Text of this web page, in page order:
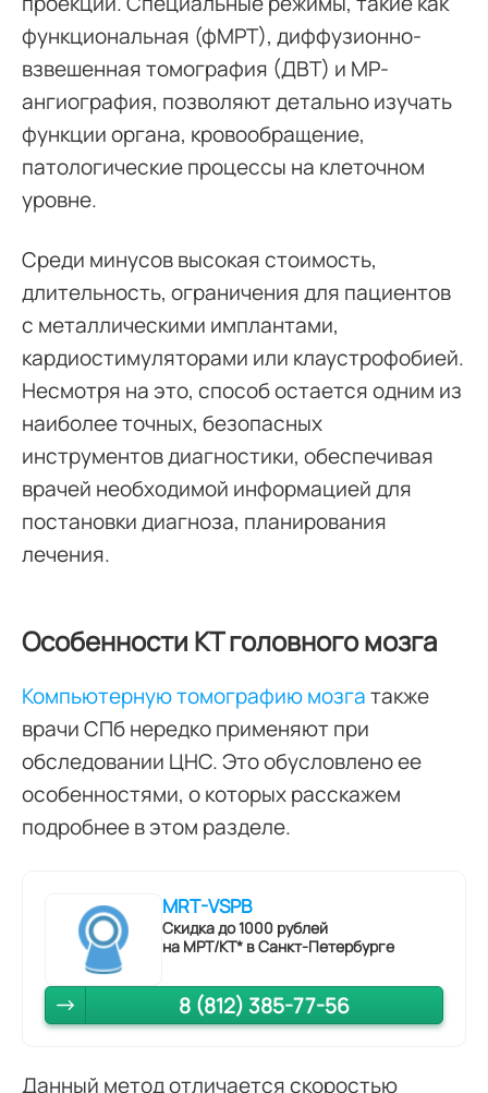
функциональная (фМРТ), диффузионно-
взвешенная томография (ДВТ) и МР-
ангиография, позволяют детально изучать
функции органа, кровообращение,
патологические процессы на клеточном
уровне.
Среди минусов высокая стоимость,
длительность, ограничения для пациентов
с металлическими имплантами,
кардиостимуляторами или клаустрофобией.
Несмотря на это, способ остается одним из
наиболее точных, безопасных
инструментов диагностики, обеспечивая
врачей необходимой информацией для
постановки диагноза, планирования
лечения.
Особенности КТ головного мозга
Компьютерную томографию мозгатакже
врачи СПб нередко применяют при
обследовании ЦНС. Это обусловлено ее
особенностями, о которых расскажем
подробнее в этом разделе.
MRT-VSPB
Скидка до 1000 рублей
на МРТ/КТ* в Санкт-Петербурге
8 (812) 385-77-56
Данный метод отличается скоростью